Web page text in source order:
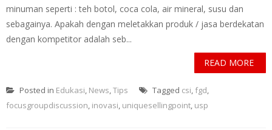
minuman seperti : teh botol, coca cola, air mineral, susu dan
sebagainya. Apakah dengan meletakkan produk / jasa berdekatan
dengan kompetitor adalah seb...
READ MORE
Posted in Edukasi, News,Tips Tagged csi, fgd,
focusgroupdiscussion, inovasi, uniquesellingpoint, usp